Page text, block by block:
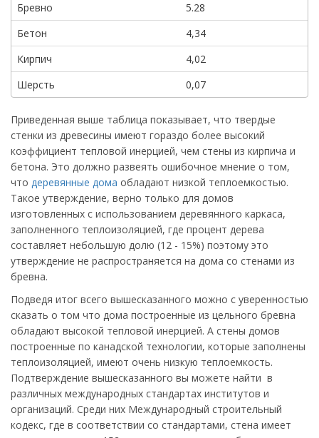
Бревно
5.28
Бетон
4,34
Кирпич
4,02
Шерсть
0,07
Приведенная выше таблица показывает, что твердые
стенки из древесины имеют гораздо более высокий
коэффициент тепловой инерцией, чем стены из кирпича и
бетона. Это должно развеять ошибочное мнение о том,
что деревянные дома обладают низкой теплоемкостью.
Такое утверждение, верно только для домов
изготовленных с использованием деревянного каркаса,
заполненного теплоизоляцией, где процент дерева
составляет небольшую долю (12 - 15%) поэтому это
утверждение не распространяется на дома со стенами из
бревна.
Подведя итог всего вышесказанного можно с уверенностью
сказать о том что дома построенные из цельного бревна
обладают высокой тепловой инерцией. А стены домов
построенные по канадской технологии, которые заполнены
теплоизоляцией, имеют очень низкую теплоемкость.
Подтверждение вышесказанного вы можете найти в
различных международных стандартах институтов и
организаций. Среди них Международный строительный
кодекс, где в соответствии со стандартами, стена имеет